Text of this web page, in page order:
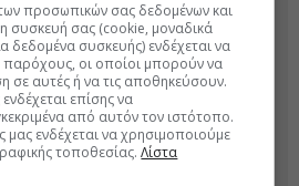
προσωπικών σας δεδομένων και
συσκευή σας (cookie, μοναδικά
δεδομένα συσκευής) ενδέχεται να
παρόχους, οι οποίοι μπορούν να
αυτές ή να τις αποθηκεύσουν.
επίσης να
από αυτόν τον ιστότοπο.
μας ενδέχεται να χρησιμοποιούμε
τοποθεσίας.Λίστα